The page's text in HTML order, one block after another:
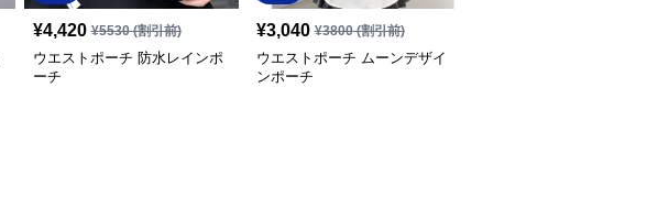
¥4,420 ¥5530(割引前)
ウエストポーチ 防水レインポ
ーチ
¥3,040 ¥3800(割引前)
ウエストポーチ ムーンデザイ
ンポーチ